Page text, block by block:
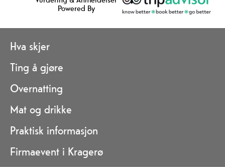
Powered By
Hva skjer
Ting å gjøre
Overnatting
Mat og drikke
Praktisk informasjon
Firmaevent i Kragerø